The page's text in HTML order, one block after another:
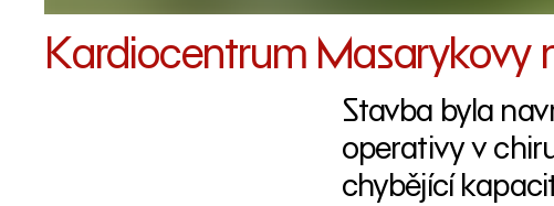
Kardiocentrum Masarykovy
Stavba byla
operativy v
chybějící